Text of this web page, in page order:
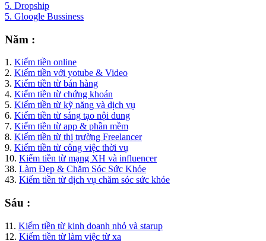
5. Dropship
5. Gloogle Bussiness
Năm :
1. Kiếm tiền online
2. Kiếm tiền với yotube & Video
3. Kiếm tiền từ bán hàng
4. Kiếm tiền từ chứng khoán
5. Kiếm tiền từ kỹ năng và dịch vụ
6. Kiếm tiền từ sáng tạo nội dung
7. Kiếm tiền từ app & phần mềm
8. Kiếm tiền từ thị trường Freelancer
9. Kiếm tiền từ công việc thời vụ
10. Kiếm tiền từ mạng XH và influencer
38. Làm Đẹp & Chăm Sóc Sức Khỏe
43. Kiếm tiền từ dịch vụ chăm sóc sức khỏe
Sáu :
11. Kiếm tiền từ kinh doanh nhỏ và starup
12. Kiếm tiền từ làm việc từ xa